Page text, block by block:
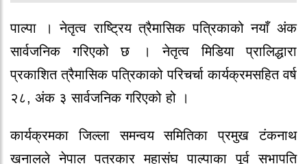
पाल्पा । नेतृत्व राष्ट्रिय त्रैमासिक पत्रिकाको नयाँ अंक
सार्वजनिक गरिएको छ । नेतृत्व मिडिया प्रालिद्धारा
प्रकाशित त्रैमासिक पत्रिकाको परिचर्चा कार्यक्रमसहित वर्ष
२८, अंक ३ सार्वजनिक गरिएको हो ।
कार्यक्रमका जिल्ला समन्वय समितिका प्रमुख टंकनाथ
खनालले नेपाल पत्रकार महासंघ पाल्पाका पूर्व सभापति